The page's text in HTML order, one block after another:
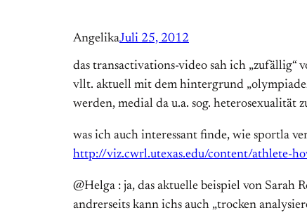
AngelikaJuli 25, 2012
das transactivations-video sah ich „zufällig“
vllt. aktuell mit dem hintergrund
werden, medial da u.a. sog. heterosexualität
was ich auch interessant finde, wie sportla
http://viz.cwrl.utexas.edu/content/athlete-
@Helga : ja, das aktuelle beispiel von Sarah
andrerseits kann ichs auch „trocken